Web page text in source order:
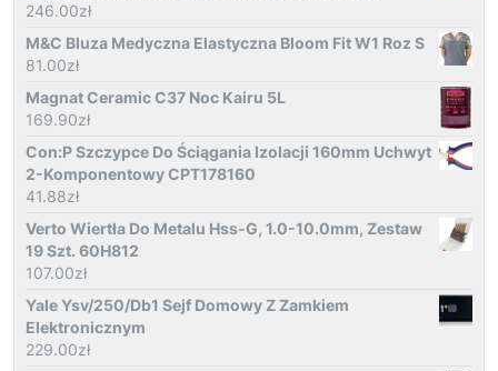
246.00zł
M&C Bluza Medyczna Elastyczna Bloom Fit W1 Roz S
81.00zł
Magnat Ceramic C37 Noc Kairu 5L
169.90zł
Con:P Szczypce Do Ściągania Izolacji 160mm Uchwyt
2-Komponentowy CPT178160
41.88zł
Verto Wiertła Do Metalu Hss-G, 1.0-10.0mm, Zestaw
19 Szt. 60H812
107.00zł
Yale Ysv/250/Db1 Sejf Domowy Z Zamkiem
Elektronicznym
229.00zł